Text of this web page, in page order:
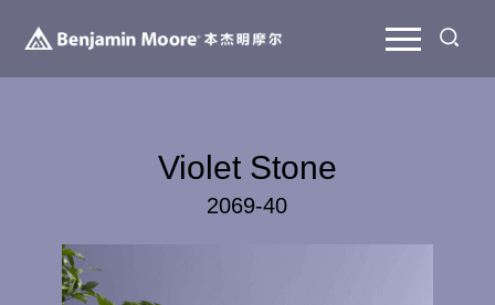
Violet Stone
2069-40